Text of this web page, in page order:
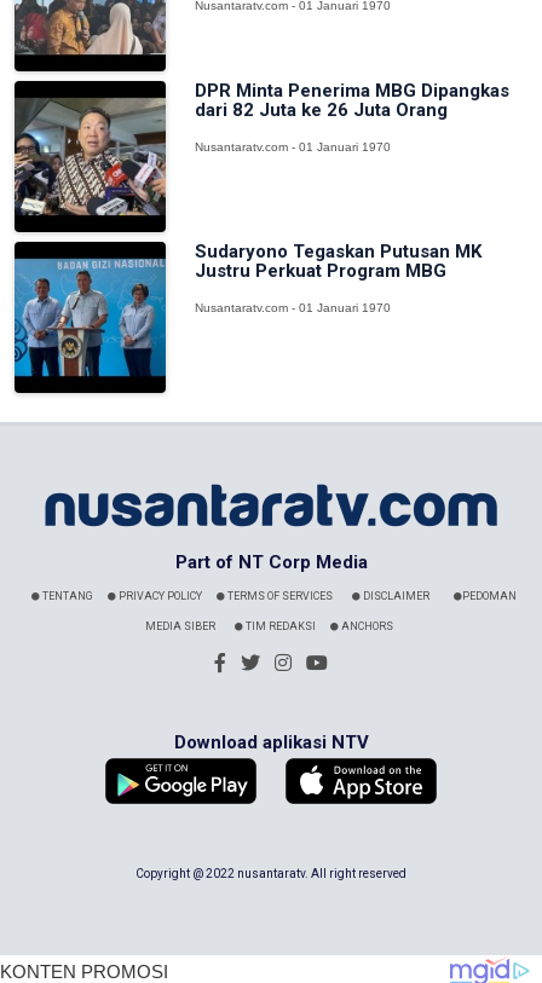
Nusantaratv.com - 01 Januari 1970
DPR Minta Penerima MBG Dipangkas
dari 82 Juta ke 26 Juta Orang
Nusantaratv.com - 01 Januari 1970
Sudaryono Tegaskan Putusan MK
Justru Perkuat Program MBG
Nusantaratv.com - 01 Januari 1970
Part of NT Corp Media
TENTANG PRIVACY POLICY TERMS OF SERVICES DISCLAIMER PEDOMAN
MEDIA SIBER TIM REDAKSI ANCHORS
Download aplikasi NTV
Copyright @ 2022 nusantaratv. All right reserved